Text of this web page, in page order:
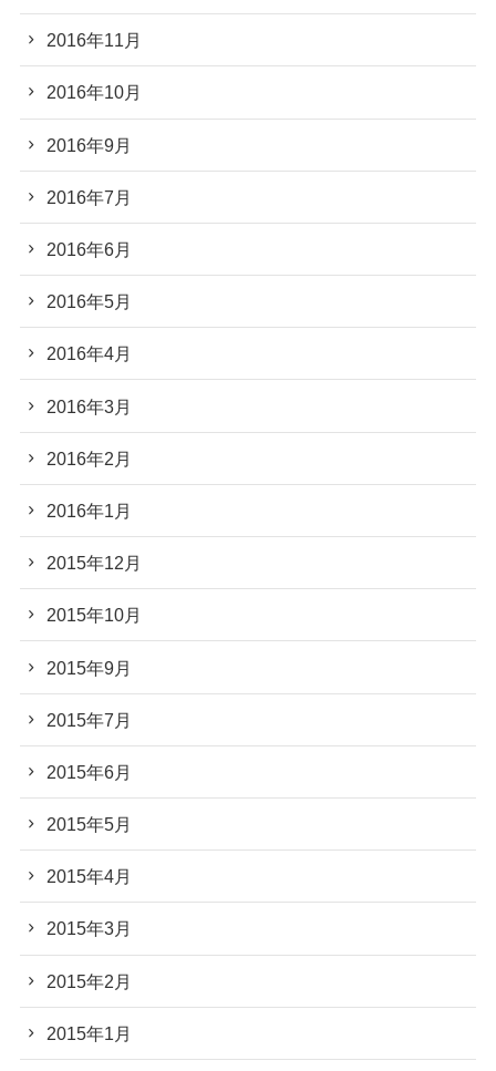
2016年11月
2016年10月
2016年9月
2016年7月
2016年6月
2016年5月
2016年4月
2016年3月
2016年2月
2016年1月
2015年12月
2015年10月
2015年9月
2015年7月
2015年6月
2015年5月
2015年4月
2015年3月
2015年2月
2015年1月